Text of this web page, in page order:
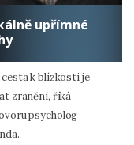
upřímné
cesta k blízkosti je
zranění, říká
psycholog